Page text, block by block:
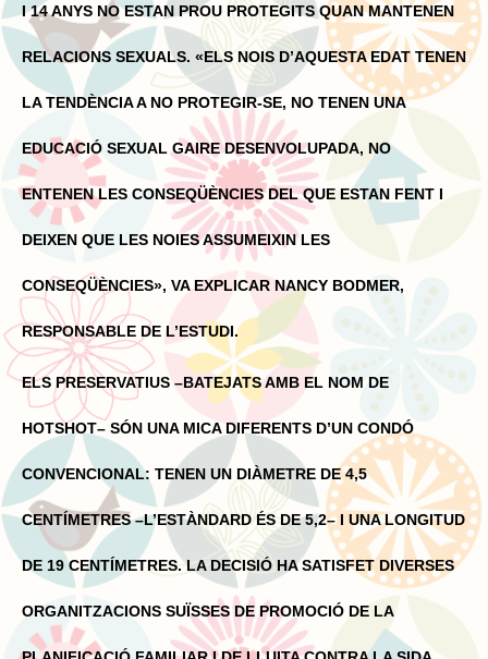
I 14 ANYS NO ESTAN PROU PROTEGITS QUAN MANTENEN
RELACIONS SEXUALS. «ELS NOIS D’AQUESTA EDAT TENEN
LA TENDÈNCIA A NO PROTEGIR-SE, NO TENEN UNA
EDUCACIÓ SEXUAL GAIRE DESENVOLUPADA, NO
ENTENEN LES CONSEQÜÈNCIES DEL QUE ESTAN FENT I
DEIXEN QUE LES NOIES ASSUMEIXIN LES
CONSEQÜÈNCIES», VA EXPLICAR NANCY BODMER,
RESPONSABLE DE L’ESTUDI.
ELS PRESERVATIUS –BATEJATS AMB EL NOM DE
HOTSHOT– SÓN UNA MICA DIFERENTS D’UN CONDÓ
CONVENCIONAL: TENEN UN DIÀMETRE DE 4,5
CENTÍMETRES –L’ESTÀNDARD ÉS DE 5,2– I UNA LONGITUD
DE 19 CENTÍMETRES. LA DECISIÓ HA SATISFET DIVERSES
ORGANITZACIONS SUÏSSES DE PROMOCIÓ DE LA